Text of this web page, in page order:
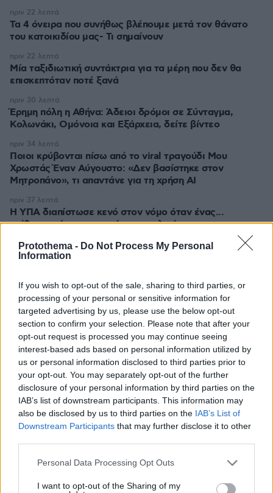
Protothema - Do Not Process My Personal
Information
If you wish to opt-out of the sale, sharing to third parties, or
processing of your personal or sensitive information for
targeted advertising by us, please use the below opt-out
section to confirm your selection. Please note that after your
opt-out request is processed you may continue seeing
interest-based ads based on personal information utilized by
us or personal information disclosed to third parties prior to
your opt-out. You may separately opt-out of the further
disclosure of your personal information by third parties on the
IAB’s list of downstream participants. This information may
also be disclosed by us to third parties on the IAB’s List of
Downstream Participants that may further disclose it to other
Please note that this website/app uses one or more Google
not limited to your visit or usage behaviour. You may click to
Personal Data Processing Opt Outs
I want to opt-out of the Sharing of my
Τα 4 όνειρα που συνήθως βλέπουμε μετά τον θάνατο
του κατοικιδίου μας- Τι σημαίνουν
πριν 22 λεπτά
Μία ταξιδιωτική συντάκτρια για τα μέρη που δεν θα
επισκεπτόταν ποτέ ξανά
πριν 22 λεπτά
Έρημη πόλη η Αθήνα: Άδειοι δρόμοι σε Σύνταγμα,
Κολωνάκι, Ομόνοια και Εξάρχεια, δείτε βίντεο
πριν 30 λεπτά
Ποιοι κρύβονται πίσω από το viral τραγούδι Μου
Χρωστάς Έναν Αύγουστο: «Δεν βασίστηκε στον
Μητροπάνο», τι απαντάνε για τη χρήση AI
πριν 34 λεπτά
Η ΥΠΑ διαπίστωσε κενό στον νόμο όταν ένας...
απίθανος τύπος προσγείωσε το ελικόπτερο του
λουόμενους
πριν 37 λεπτά
ΔΕΙΤΕ ΟΛΕΣ ΤΙΣ ΕΙΔΗΣΕΙΣ
ΤΑ ΠΙΟ ΔΗΜΟΦΙΛΗ